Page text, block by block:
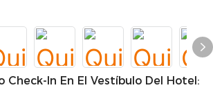
Check-In En El Vestíbulo Del Hotel: